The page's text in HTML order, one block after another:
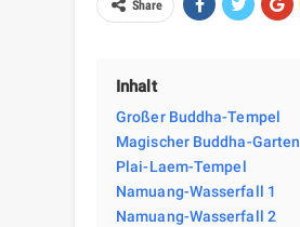
Share
Inhalt
Großer Buddha-Tempel
Magischer Buddha-Garten
Plai-Laem-Tempel
Namuang-Wasserfall 1
Namuang-Wasserfall 2